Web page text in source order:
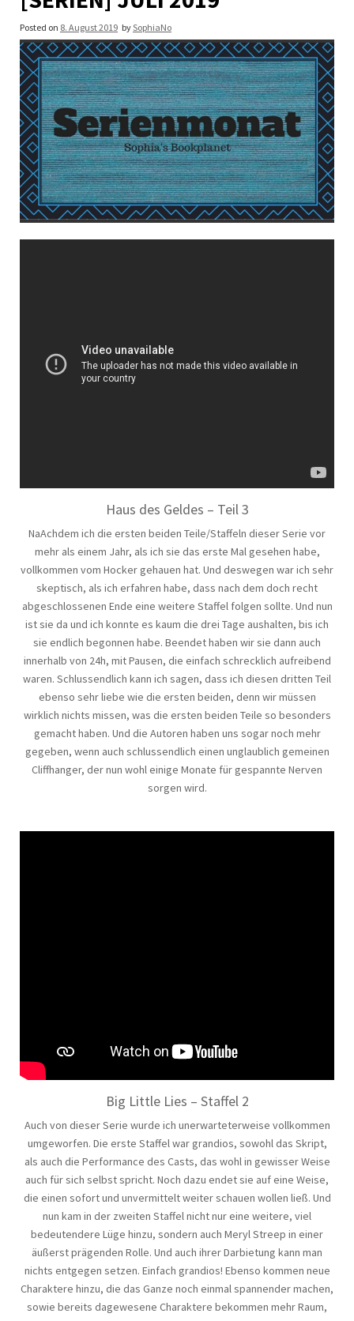
Posted on 8. August 2019 bySophiaNo
Haus des Geldes – Teil 3
NaAchdem ich die ersten beiden Teile/Staffeln dieser Serie vor
mehr als einem Jahr, als ich sie das erste Mal gesehen habe,
vollkommen vom Hocker gehauen hat. Und deswegen war ich sehr
skeptisch, als ich erfahren habe, dass nach dem doch recht
abgeschlossenen Ende eine weitere Staffel folgen sollte. Und nun
ist sie da und ich konnte es kaum die drei Tage aushalten, bis ich
sie endlich begonnen habe. Beendet haben wir sie dann auch
innerhalb von 24h, mit Pausen, die einfach schrecklich aufreibend
waren. Schlussendlich kann ich sagen, dass ich diesen dritten Teil
ebenso sehr liebe wie die ersten beiden, denn wir müssen
wirklich nichts missen, was die ersten beiden Teile so besonders
gemacht haben. Und die Autoren haben uns sogar noch mehr
gegeben, wenn auch schlussendlich einen unglaublich gemeinen
Cliffhanger, der nun wohl einige Monate für gespannte Nerven
sorgen wird.
Big Little Lies – Staffel 2
Auch von dieser Serie wurde ich unerwarteterweise vollkommen
umgeworfen. Die erste Staffel war grandios, sowohl das Skript,
als auch die Performance des Casts, das wohl in gewisser Weise
auch für sich selbst spricht. Noch dazu endet sie auf eine Weise,
die einen sofort und unvermittelt weiter schauen wollen ließ. Und
nun kam in der zweiten Staffel nicht nur eine weitere, viel
bedeutendere Lüge hinzu, sondern auch Meryl Streep in einer
äußerst prägenden Rolle. Und auch ihrer Darbietung kann man
nichts entgegen setzen. Einfach grandios! Ebenso kommen neue
Charaktere hinzu, die das Ganze noch einmal spannender machen,
sowie bereits dagewesene Charaktere bekommen mehr Raum,